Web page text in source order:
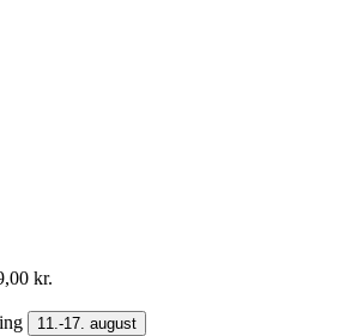
kr.
11.-17. august